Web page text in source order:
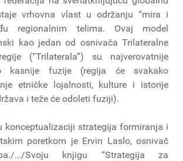
vrhovna vlast u održanju “mira i
regionalnim telima. Ovaj model
kao jedan od osnivača Trilateralne
(“Trilaterala”) su najverovatnije
kasnije fuzije (regija će svakako
etničke lojalnosti, kulture i istorije
i teže će odoleti fuziji).
konceptualizaciji strategija formiranja i
poretkom je Ervin Laslo, osnivač
…/Svoju knjigu “Strategija za